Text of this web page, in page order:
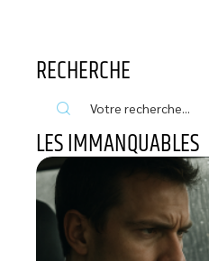
RECHERCHE
LES IMMANQUABLES